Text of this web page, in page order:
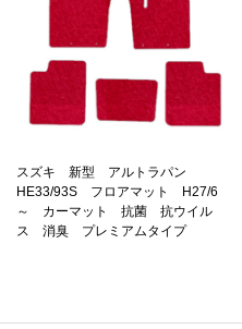
スズキ 新型 アルトラパン
HE33/93S フロアマット H27/6
～ カーマット 抗菌 抗ウイル
ス 消臭 プレミアムタイプ